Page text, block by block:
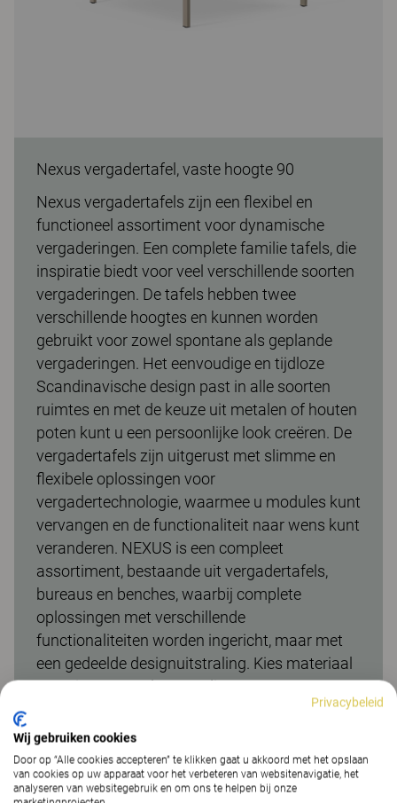
Nexus vergadertafel, vaste hoogte 90
Nexus vergadertafels zijn een flexibel en
functioneel assortiment voor dynamische
vergaderingen. Een complete familie tafels, die
inspiratie biedt voor veel verschillende soorten
vergaderingen. De tafels hebben twee
verschillende hoogtes en kunnen worden
gebruikt voor zowel spontane als geplande
vergaderingen. Het eenvoudige en tijdloze
Scandinavische design past in alle soorten
ruimtes en met de keuze uit metalen of houten
poten kunt u een persoonlijke look creëren. De
vergadertafels zijn uitgerust met slimme en
flexibele oplossingen voor
vergadertechnologie, waarmee u modules kunt
vervangen en de functionaliteit naar wens kunt
veranderen. NEXUS is een compleet
assortiment, bestaande uit vergadertafels,
bureaus en benches, waarbij complete
oplossingen met verschillende
functionaliteiten worden ingericht, maar met
een gedeelde designuitstraling. Kies materiaal
van Kinnarps Colour Studio.
Meer van de familie
Privacybeleid
Wij gebruiken cookies
Door op “Alle cookies accepteren” te klikken gaat u akkoord met het opslaan
van cookies op uw apparaat voor het verbeteren van websitenavigatie, het
analyseren van websitegebruik en om ons te helpen bij onze